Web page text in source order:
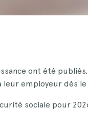
ont été
employeur dès
sociale pour